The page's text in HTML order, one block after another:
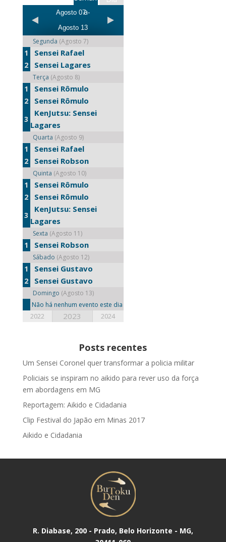
a
Agosto 07 -
Agosto 13
Segunda (Agosto 7)
1 Sensei Rafael
2 Sensei Lagares
Terça (Agosto 8)
1 Sensei Rômulo
2 Sensei Rômulo
3
KenJutsu: Sensei
Lagares
Quarta (Agosto 9)
1 Sensei Rafael
2 Sensei Robson
Quinta (Agosto 10)
1 Sensei Rômulo
2 Sensei Rômulo
3
KenJutsu: Sensei
Lagares
Sexta (Agosto 11)
1 Sensei Robson
Sábado (Agosto 12)
1 Sensei Gustavo
2 Sensei Gustavo
Domingo (Agosto 13)
Não há nenhum evento este dia
2022 2023 2024
Posts recentes
Um Sensei Coronel quer transformar a policia militar
Policiais se inspiram no aikido para rever uso da força
em abordagens em MG
Reportagem: Aikido e Cidadania
Clip Festival do Japão em Minas 2017
Aikido e Cidadania
R. Diabase, 200 - Prado, Belo Horizonte - MG,